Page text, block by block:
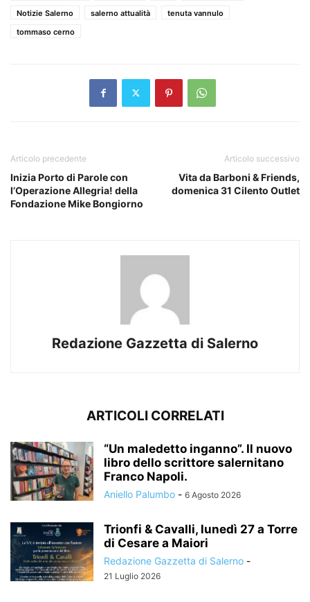
Notizie Salerno
salerno attualità
tenuta vannulo
tommaso cerno
Articolo precedente
Inizia Porto di Parole con
l’Operazione Allegria! della
Fondazione Mike Bongiorno
Articolo successivo
Vita da Barboni & Friends,
domenica 31 Cilento Outlet
Redazione Gazzetta di Salerno
ARTICOLI CORRELATI
“Un maledetto inganno”. Il nuovo
libro dello scrittore salernitano
Franco Napoli.
Aniello Palumbo - 6 Agosto 2026
Trionfi & Cavalli, lunedì 27 a Torre
di Cesare a Maiori
Redazione Gazzetta di Salerno -
21 Luglio 2026